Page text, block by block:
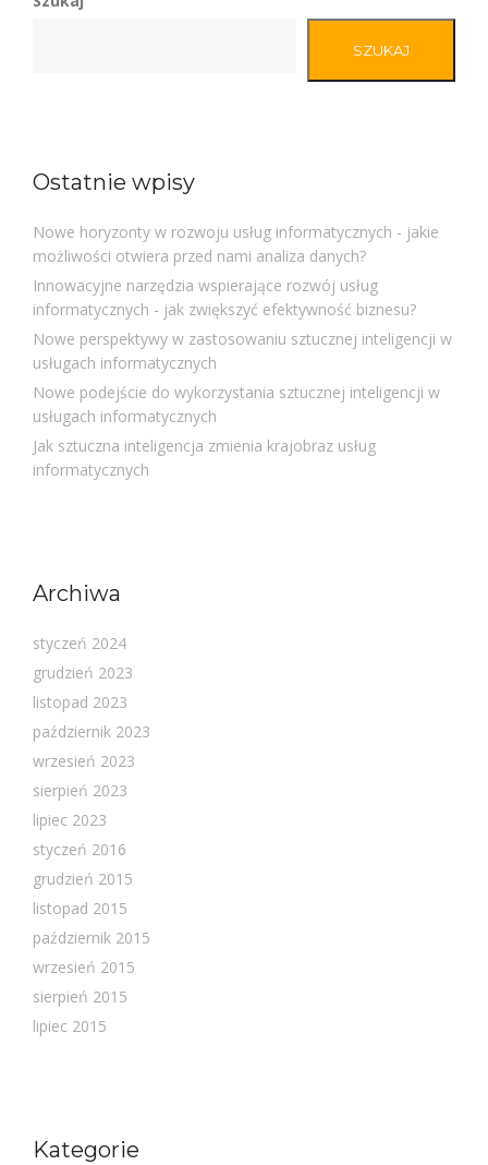
SZUKAJ
Ostatnie wpisy
Nowe horyzonty w rozwoju usług informatycznych - jakie
możliwości otwiera przed nami analiza danych?
Innowacyjne narzędzia wspierające rozwój usług
informatycznych - jak zwiększyć efektywność biznesu?
Nowe perspektywy w zastosowaniu sztucznej inteligencji w
usługach informatycznych
Nowe podejście do wykorzystania sztucznej inteligencji w
usługach informatycznych
Jak sztuczna inteligencja zmienia krajobraz usług
informatycznych
Archiwa
styczeń 2024
grudzień 2023
listopad 2023
październik 2023
wrzesień 2023
sierpień 2023
lipiec 2023
styczeń 2016
grudzień 2015
listopad 2015
październik 2015
wrzesień 2015
sierpień 2015
lipiec 2015
Kategorie